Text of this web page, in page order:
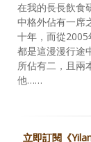
在我的長長飲食
中格外佔有一
十年，而從2005
都是這漫漫行途
所佔有二，且兩
他……
立即訂閱《